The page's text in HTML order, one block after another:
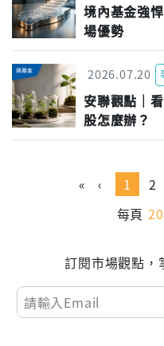
境內基金強
場優勢
2026.07.20
安聯觀點｜
股怎麼辦？
« ‹ 1 2
每頁 20
訂閱市場觀點，